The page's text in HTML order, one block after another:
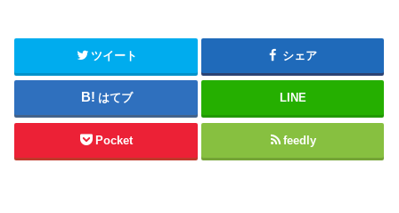
ツイート シェア
はてブ LINE
Pocket feedly